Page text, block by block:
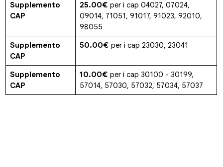
Supplemento
CAP
25.00€ per i cap 04027, 07024,
09014, 71051, 91017, 91023, 92010,
98055
Supplemento
CAP
50.00€ per i cap 23030, 23041
Supplemento
CAP
10.00€ per i cap 30100 - 30199,
57014, 57030, 57032, 57034, 57037